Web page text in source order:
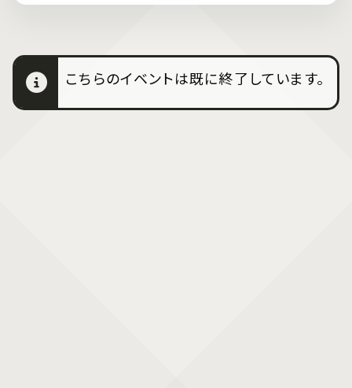
こちらのイベントは既に終了しています。